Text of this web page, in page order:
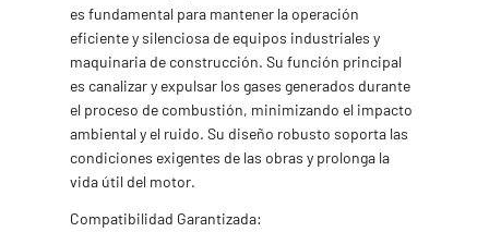
es fundamental para mantener la operación
eficiente y silenciosa de equipos industriales y
maquinaria de construcción. Su función principal
es canalizar y expulsar los gases generados durante
el proceso de combustión, minimizando el impacto
ambiental y el ruido. Su diseño robusto soporta las
condiciones exigentes de las obras y prolonga la
vida útil del motor.
Compatibilidad Garantizada: